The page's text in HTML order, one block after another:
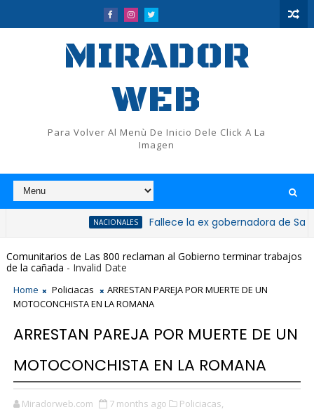
MIRADOR
WEB
Para Volver Al Menù De Inicio Dele Click A La
Imagen
Fallece la ex gobernadora de San
Comunitarios de Las 800 reclaman al Gobierno terminar trabajos
de la cañada - Invalid Date
Home Policiacas
ARRESTAN PAREJA POR MUERTE DE UN
MOTOCONCHISTA EN LA ROMANA
ARRESTAN PAREJA POR MUERTE DE UN
MOTOCONCHISTA EN LA ROMANA
Miradorweb.com 7 months ago Policiacas,